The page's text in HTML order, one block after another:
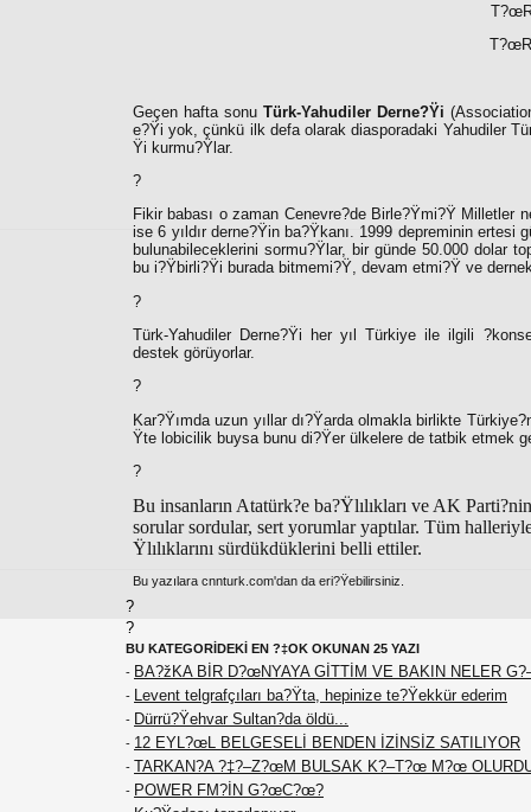
Geçen hafta sonuTürk-Yahudiler Derne?Ÿi
e?Ÿi yok, çünkü ilk defa olarak diasporadaki Yahudiler
Ÿi kurmu?Ÿlar.
?
Fikir babası o zaman Cenevre?de Birle?Ÿmi?Ÿ Milletler
ise 6 yıldır derne?Ÿin ba?Ÿkanı. 1999 depreminin
bulunabileceklerini sormu?Ÿlar, bir günde 50.000 dolar
bu i?Ÿbirli?Ÿi burada bitmemi?Ÿ, devam etmi?Ÿ ve
?
Türk-Yahudiler Derne?Ÿi her yıl Türkiye ile ilgili ?
destek görüyorlar.
?
Kar?Ÿımda uzun yıllar dı?Ÿarda olmakla birlikte
Ÿte lobicilik buysa bunu di?Ÿer ülkelere de tatbik etmek
?
Bu insanların Atatürk?e ba?Ÿlılıkları ve AK
sorular sordular, sert yorumlar yaptılar. Tüm
Ÿlılıklarını sürdükdüklerini belli ettiler.
Bu yazılara cnnturk.com'dan da eri?Ÿebilirsiniz.
?
?
BU KATEGORİDEKİ EN ?‡OK OKUNAN 25 YAZI
- BA?žKA BİR D?œNYAYA GİTTİM VE BAKIN NELER
- Levent telgrafçıları ba?Ÿta, hepinize te?Ÿekkür ederim
- Dürrü?Ÿehvar Sultan?da öldü...
- 12 EYL?œL BELGESELİ BENDEN İZİNSİZ SATILIYOR
- TARKAN?A ?‡?–Z?œM BULSAK K?–T?œ M?œ
- POWER FM?İN G?œC?œ?